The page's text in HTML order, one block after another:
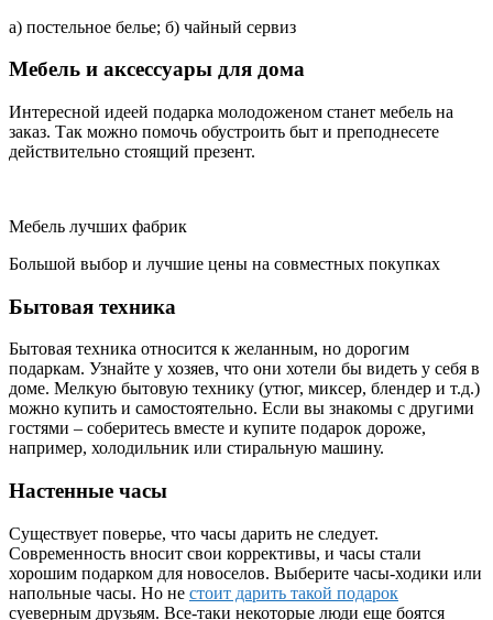
а) постельное белье; б) чайный сервиз
Мебель и аксессуары для дома
Интересной идеей подарка молодоженом станет мебель на
заказ. Так можно помочь обустроить быт и преподнесете
действительно стоящий презент.
Мебель лучших фабрик
Большой выбор и лучшие цены на совместных покупках
Бытовая техника
Бытовая техника относится к желанным, но дорогим
подаркам. Узнайте у хозяев, что они хотели бы видеть у себя в
доме. Мелкую бытовую технику (утюг, миксер, блендер и т.д.)
можно купить и самостоятельно. Если вы знакомы с другими
гостями – соберитесь вместе и купите подарок дороже,
например, холодильник или стиральную машину.
Настенные часы
Существует поверье, что часы дарить не следует.
Современность вносит свои коррективы, и часы стали
хорошим подарком для новоселов. Выберите часы-ходики или
напольные часы. Но не стоит дарить такой подарок
суеверным друзьям. Все-таки некоторые люди еще боятся